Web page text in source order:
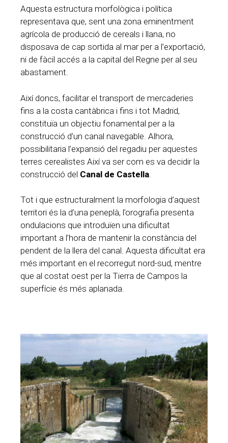
Aquesta estructura morfològica i política
representava que, sent una zona eminentment
agrícola de producció de cereals i llana, no
disposava de cap sortida al mar per a l’exportació,
ni de fàcil accés a la capital del Regne per al seu
abastament.
Així doncs, facilitar el transport de mercaderies
fins a la costa cantàbrica i fins i tot Madrid,
constituïa un objectiu fonamental per a la
construcció d’un canal navegable. Alhora,
possibilitaria l’expansió del regadiu per aquestes
terres cerealistes Així va ser com es va decidir la
construcció del Canal de Castella
Tot i que estructuralment la morfologia d’aquest
territori és la d’una peneplà, l’orografia presenta
ondulacions que introduïen una dificultat
important a l’hora de mantenir la constància del
pendent de la llera del canal. Aquesta dificultat era
més important en el recorregut nord-sud, mentre
que al costat oest per la Tierra de Campos la
superfície és més aplanada.